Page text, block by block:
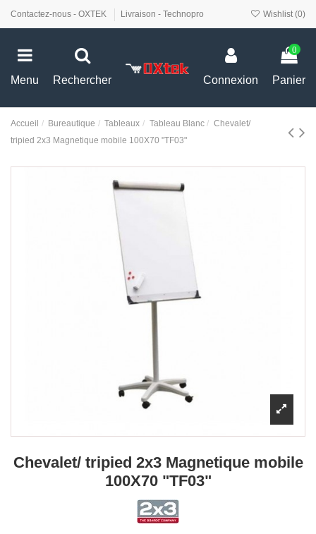
Contactez-nous - OXTEK Livraison - Technopro Wishlist (0)
Menu Rechercher Connexion
0
Panier
Accueil Bureautique Tableaux Tableau Blanc
Chevalet/
tripied 2x3 Magnetique mobile 100X70 "TF03"
Chevalet/ tripied 2x3 Magnetique mobile
100X70 "TF03"